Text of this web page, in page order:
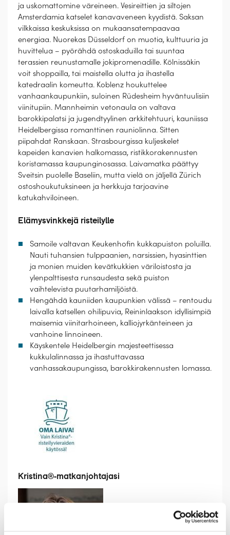
ja uskomattomine väreineen. Vesireittien ja siltojen
Amsterdamia katselet kanavaveneen kyydistä. Saksan
vilkkaissa keskuksissa on mukaansatempaavaa
energiaa. Nuorekas Düsseldorf on muotia, kulttuuria ja
huvittelua – pyörähdä ostoskaduilla tai suuntaa
terassien reunustamalle jokipromenadille. Kölnissäkin
voit shoppailla, tai maistella olutta ja ihastella
katedraalin komeutta. Koblenz houkuttelee
vanhaankaupunkiin, suloinen Rüdesheim hyväntuulisiin
viinitupiin. Mannheimin vetonaula on valtava
barokkipalatsi ja jugendtyylinen arkkitehtuuri, kauniissa
Heidelbergissa romanttinen rauniolinna. Sitten
piipahdat Ranskaan. Strasbourgissa kuljeskelet
kapeiden kanavien halkomassa, ristikkorakennusten
koristamassa kaupunginosassa. Laivamatka päättyy
Sveitsin puolelle Baseliin, mutta vielä on jäljellä Zürich
ostoshoukutuksineen ja herkkuja tarjoavine
katukahviloineen.
Elämysvinkkejä risteilylle
Samoile valtavan Keukenhofin kukkapuiston poluilla.
Nauti tuhansien tulppaanien, narsissien, hyasinttien
ja monien muiden kevätkukkien väriloistosta ja
ylenpalttisesta runsaudesta sekä puiston
vaihtelevista puutarhamiljöistä.
Hengähdä kauniiden kaupunkien välissä – rentoudu
laivalla katsellen ohilipuvia, Reininlaakson idyllisimpiä
maisemia viinitarhoineen, kalliojyrkänteineen ja
vanhoine linnoineen.
Käyskentele Heidelbergin majesteettisessa
kukkulalinnassa ja ihastuttavassa
vanhassakaupungissa, barokkirakennusten lomassa.
Kristina®-matkanjohtajasi